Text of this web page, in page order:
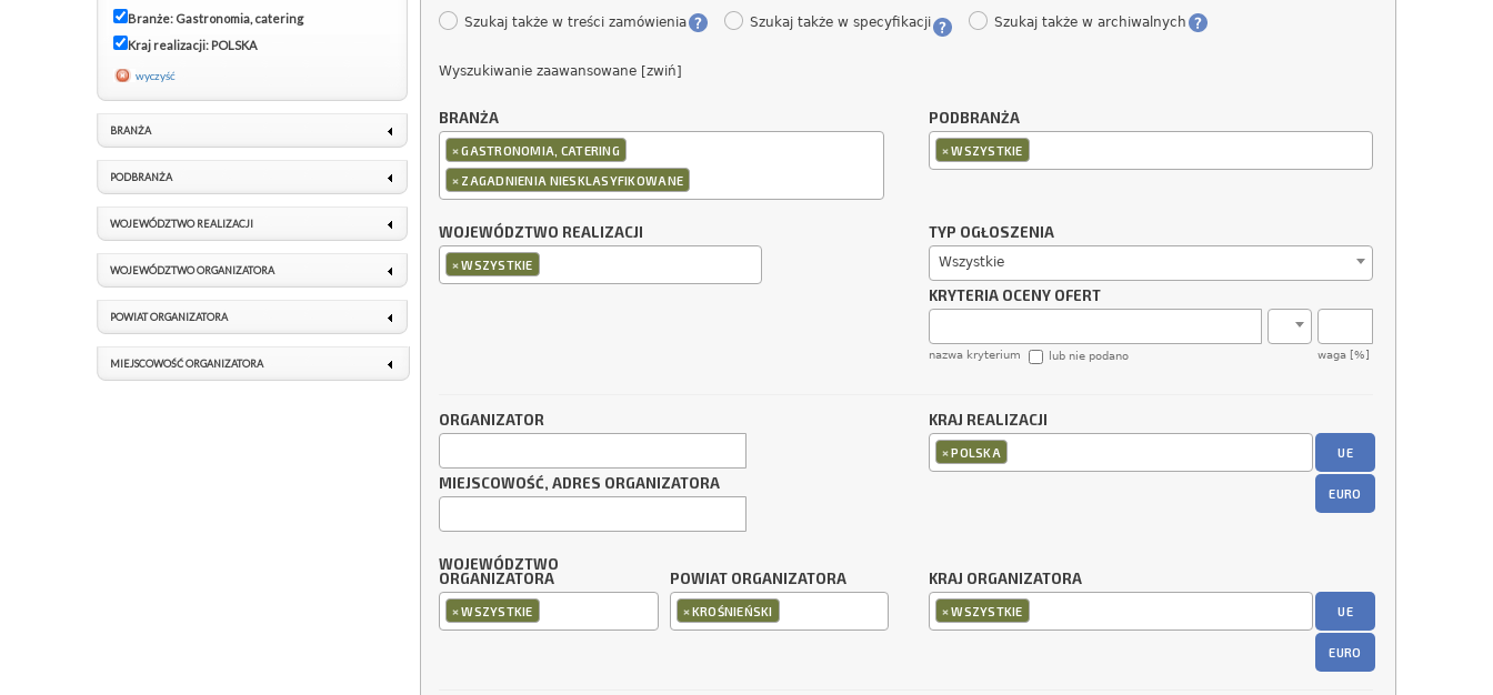
Szukaj także w treści zamówienia Szukaj także w specyfikacji Szukaj także w archiwalnych
Wyszukiwanie zaawansowane [zwiń]
BRANŻA
×GASTRONOMIA, CATERING
× ZAGADNIENIA NIESKLASYFIKOWANE
PODBRANŻA
×WSZYSTKIE
WOJEWÓDZTWO REALIZACJI
×WSZYSTKIE
TYP OGŁOSZENIA
Wszystkie
KRYTERIA OCENY OFERT
nazwa kryterium waga [%]
lub nie podano
ORGANIZATOR
MIEJSCOWOŚĆ, ADRES ORGANIZATORA
KRAJ REALIZACJI
×POLSKA UE
EURO
WOJEWÓDZTWO
ORGANIZATORA
×WSZYSTKIE
POWIAT ORGANIZATORA
×KROŚNIEŃSKI
KRAJ ORGANIZATORA
×WSZYSTKIE UE
EURO
Branże: Gastronomia, catering
Kraj realizacji: POLSKA
wyczyść
BRANŻA
PODBRANŻA
WOJEWÓDZTWO REALIZACJI
WOJEWÓDZTWO ORGANIZATORA
POWIAT ORGANIZATORA
MIEJSCOWOŚĆ ORGANIZATORA